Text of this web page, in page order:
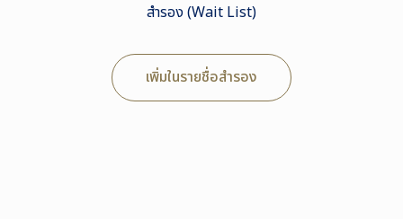
สำรอง (Wait List)
เพิ่มในรายชื่อสำรอง